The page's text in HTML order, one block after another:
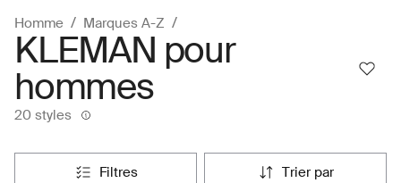
Homme Marques A-Z
KLEMAN pour
hommes
20 styles
filtres trier par